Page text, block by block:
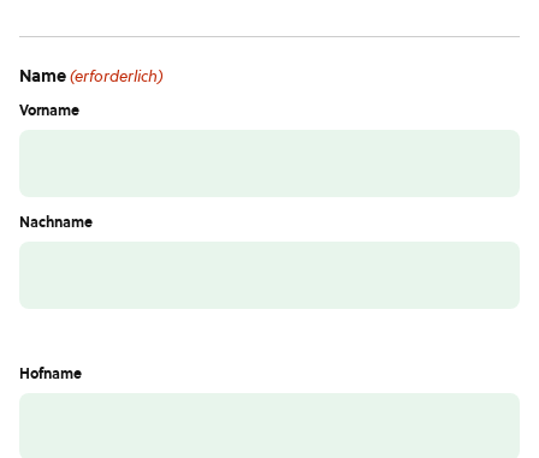
Name(erforderlich)
Vorname
Nachname
Hofname